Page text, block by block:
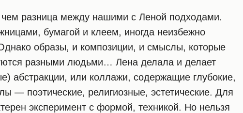
разница между нашими с Леной подходами.
бумагой и клеем, иногда неизбежно
образы, и композиции, и смыслы, которые
разными людьми… Лена делала и делает
абстракции, или коллажи, содержащие глубокие,
— поэтические, религиозные, эстетические. Для
эксперимент с формой, техникой. Но нельзя